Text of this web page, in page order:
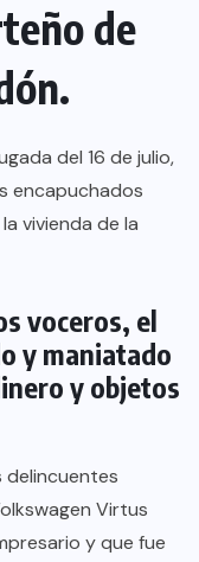
de
del 16 de julio,
encapuchados
vivienda de la
voceros, el
y maniatado
y objetos
delincuentes
Virtus
y que fue